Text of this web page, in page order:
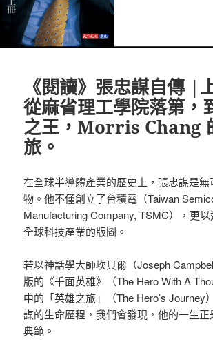
《閱讀》張忠謀自傳 |
從麻省理工學院落第，
之王，Morris Chang
旅。
在全球半導體產業的歷史上，張忠謀是無
物。他不僅創立了台積電（Taiwan
Manufacturing Company, TSMC），更
全球科技產業的版圖。
若以神話學大師坎貝爾（Joseph
版的《千面英雄》（The Hero With A
中的「英雄之旅」（The Hero’s Journey
謀的生命歷程，我們會發現，他的一生
典範。